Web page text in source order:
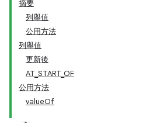
摘要
列舉值
公用方法
列舉值
更新後
AT_START_OF
公用方法
valueOf